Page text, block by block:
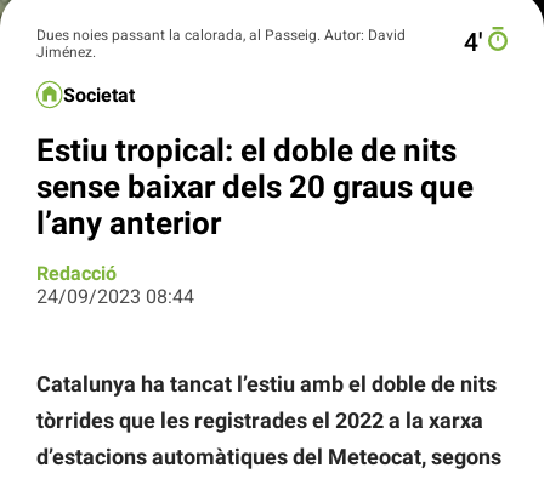
Dues noies passant la calorada, al Passeig. Autor: David
Jiménez.
4′
Societat
Estiu tropical: el doble de nits
sense baixar dels 20 graus que
l’any anterior
Redacció
24/09/2023 08:44
Catalunya ha tancat l’estiu amb el doble de nits
tòrrides que les registrades el 2022 a la xarxa
d’estacions automàtiques del Meteocat, segons